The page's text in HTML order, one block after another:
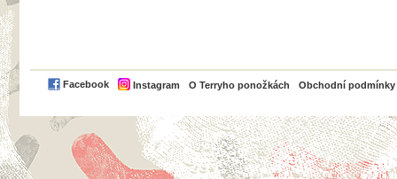
Facebook Instagram O Terryho ponožkách Obchodní podmínky
PayPal